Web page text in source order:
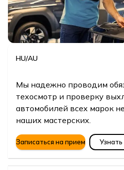
HU/AU
Мы надежно проводим
техосмотр и проверку
автомобилей всех марок
наших мастерских.
Записаться на прием